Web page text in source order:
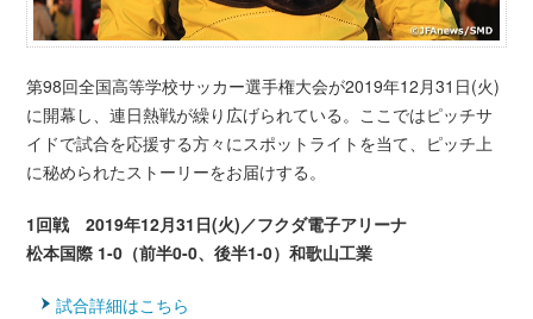
第98回全国高等学校サッカー選手権大会が2019年12月31日(火)
に開幕し、連日熱戦が繰り広げられている。ここではピッチサ
イドで試合を応援する方々にスポットライトを当て、ピッチ上
に秘められたストーリーをお届けする。
1回戦 2019年12月31日(火)／フクダ電子アリーナ
松本国際 1-0（前半0-0、後半1-0）和歌山工業
試合詳細はこちら